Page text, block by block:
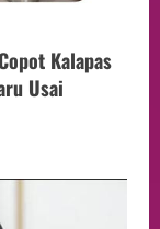
Kalapas
Usai